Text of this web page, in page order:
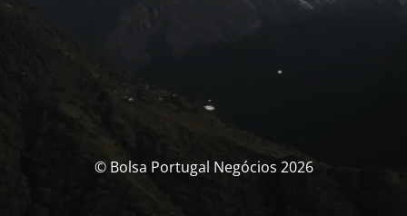
© Bolsa Portugal Negócios 2026